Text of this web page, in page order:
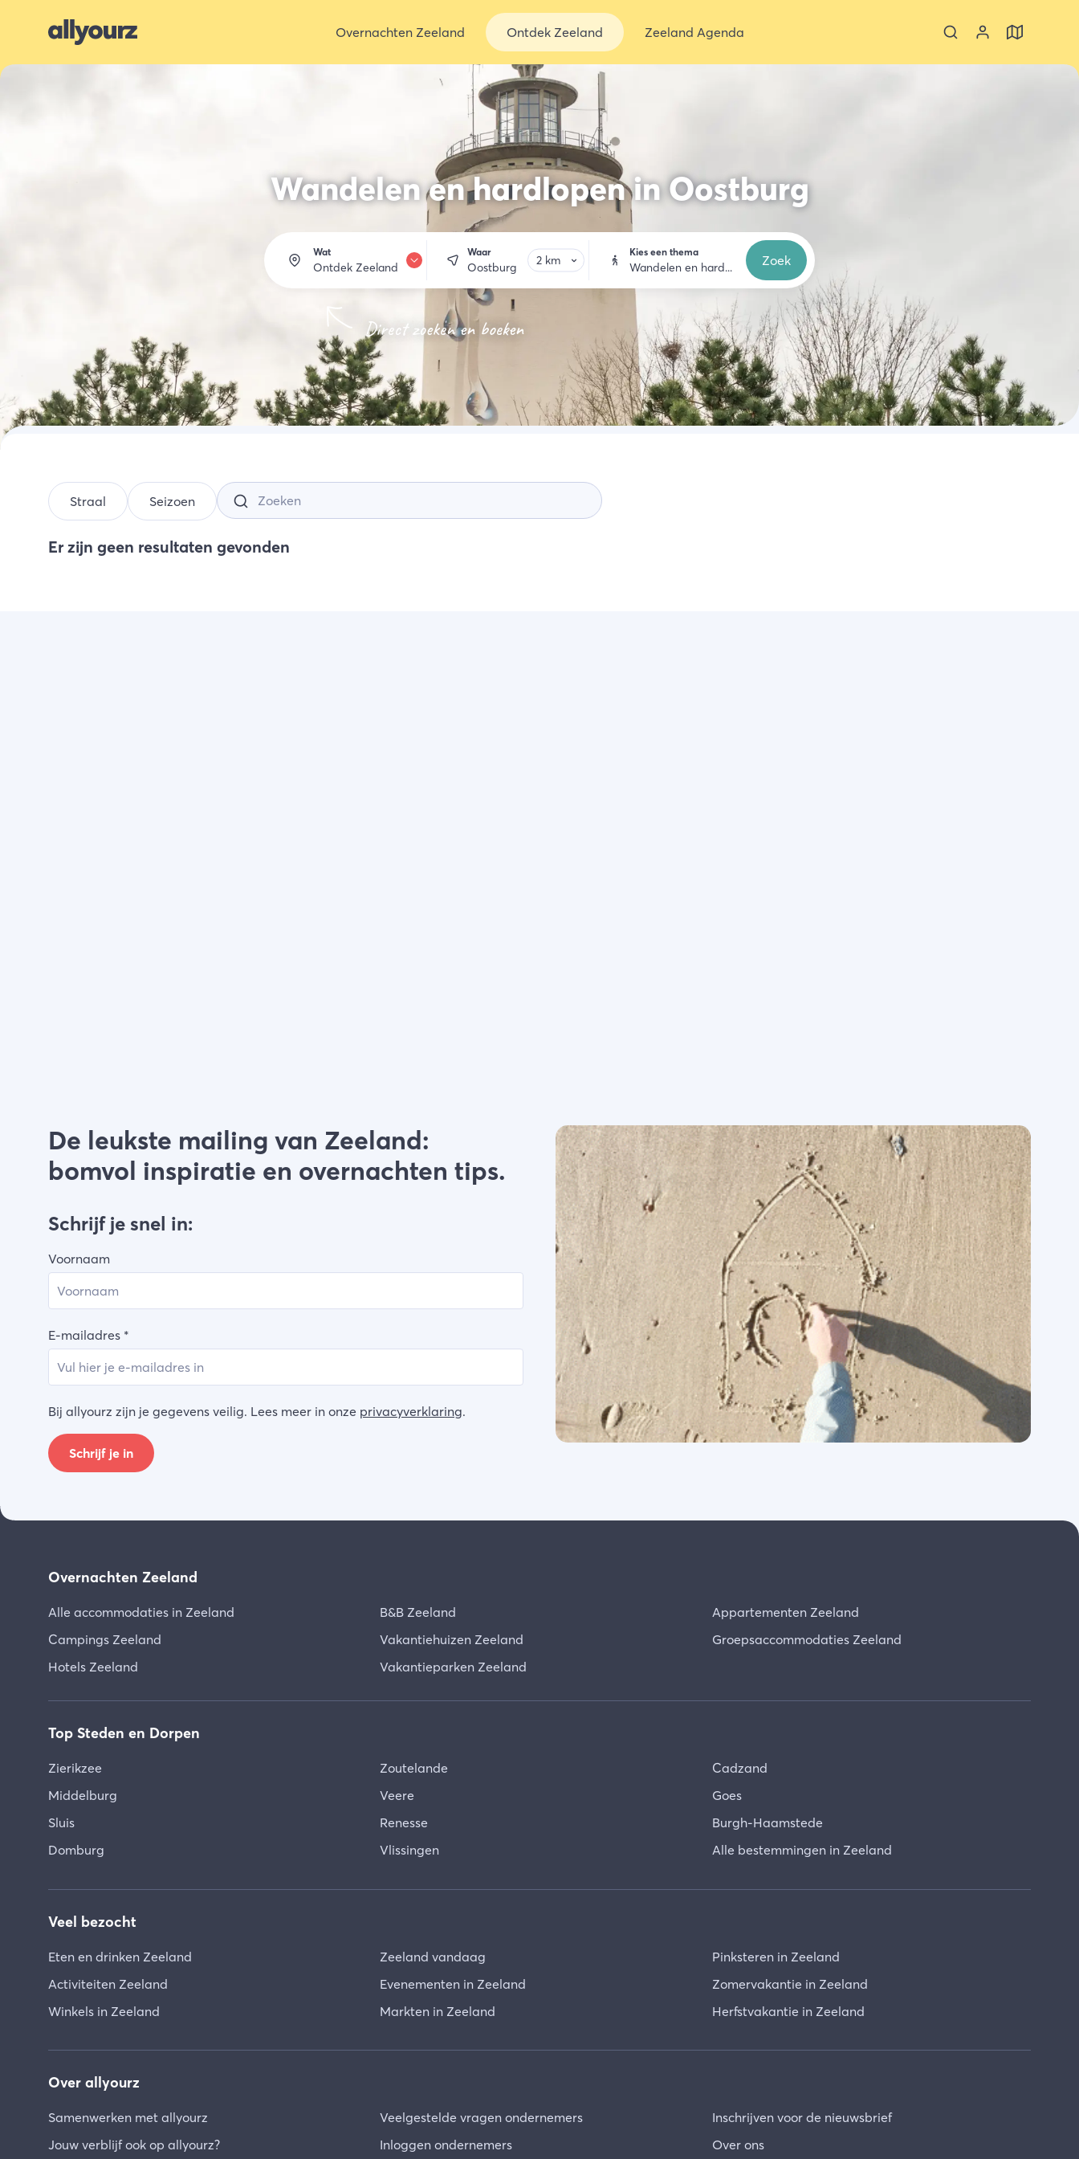
Overnachten Zeeland Ontdek Zeeland Zeeland Agenda
Wandelen en hardlopen in Oostburg
Wat
Ontdek Zeeland
Overnachten
Eten & drinken
Activiteiten
Winkelen
Waar
Oostburg
Kies een thema
Wandelen en hardlopen Zoek
Direct zoeken en boeken
Straal Seizoen
Er zijn geen resultaten gevonden
De leukste mailing van Zeeland:
bomvol inspiratie en overnachten tips.
Schrijf je snel in:
Voornaam
E-mailadres *
Bij allyourz zijn je gegevens veilig. Lees meer in onze privacyverklaring.
Schrijf je in
Overnachten Zeeland
Alle accommodaties in Zeeland
Campings Zeeland
Hotels Zeeland
B&B Zeeland
Vakantiehuizen Zeeland
Vakantieparken Zeeland
Appartementen Zeeland
Groepsaccommodaties Zeeland
Top Steden en Dorpen
Zierikzee
Middelburg
Sluis
Domburg
Zoutelande
Veere
Renesse
Vlissingen
Cadzand
Goes
Burgh-Haamstede
Alle bestemmingen in Zeeland
Veel bezocht
Eten en drinken Zeeland
Activiteiten Zeeland
Winkels in Zeeland
Zeeland vandaag
Evenementen in Zeeland
Markten in Zeeland
Pinksteren in Zeeland
Zomervakantie in Zeeland
Herfstvakantie in Zeeland
Over allyourz
Samenwerken met allyourz
Jouw verblijf ook op allyourz?
Veelgestelde vragen ondernemers
Inloggen ondernemers
Inschrijven voor de nieuwsbrief
Over ons